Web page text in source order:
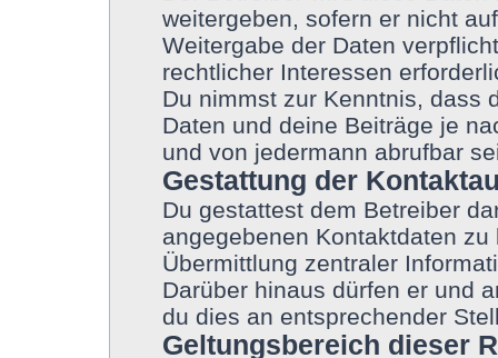
weitergeben, sofern er nicht
Weitergabe der Daten
rechtlicher Interessen
Du nimmst zur Kenntnis, dass
Daten und deine Beiträge je
und von jedermann abrufbar
Gestattung der
Du gestattest dem Betreiber
angegebenen Kontaktdaten
Übermittlung zentraler
Darüber hinaus dürfen er und
du dies an entsprechender
Geltungsbereich dieser